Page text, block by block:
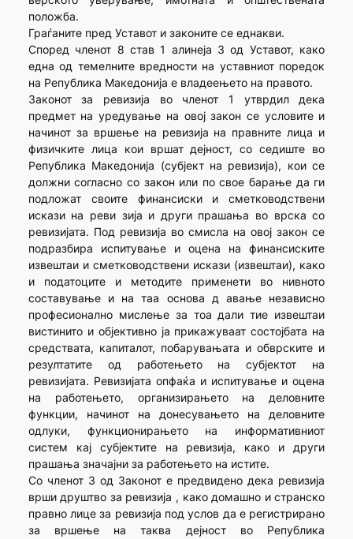
положба.
Граѓаните пред Уставот и законите се еднакви.
Според членот 8 став 1 алинеја 3 од Уставот, како
една од темелните вредности на уставниот поредок
на Република Македонија е владеењето на правото.
Законот за ревизија во членот 1 утврдил дека
предмет на уредување на овој закон се условите и
начинот за вршење на ревизија на правните лица и
физичките лица кои вршат дејност, со седиште во
Република Македонија (субјект на ревизија), кои се
должни согласно со закон или по свое барање да ги
подложат своите финансиски и сметководствени
искази на реви зија и други прашања во врска со
ревизијата. Под ревизија во смисла на овој закон се
подразбира испитување и оцена на финансиските
извештаи и сметководствени искази (извештаи), како
и податоците и методите применети во нивното
составување и на таа основа д авање независно
професионално мислење за тоа дали тие извештаи
вистинито и објективно ја прикажуваат состојбата на
средствата, капиталот, побарувањата и обврските и
резултатите од работењето на субјектот на
ревизијата. Ревизијата опфаќа и испитување и оцена
на работењето, организирањето на деловните
функции, начинот на донесувањето на деловните
одлуки, функционирањето на информативниот
систем кај субјектите на ревизија, како и други
прашања значајни за работењето на истите.
Со членот 3 од Законот е предвидено дека ревизија
врши друштво за ревизија , како домашно и странско
правно лице за ревизија под услов да е регистрирано
за вршење на таква дејност во Република